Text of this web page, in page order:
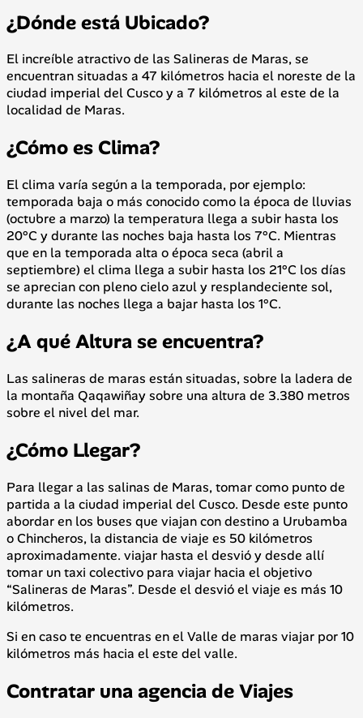
¿Dónde está Ubicado?
El increíble atractivo de las Salineras de Maras, se
encuentran situadas a 47 kilómetros hacia el noreste de la
ciudad imperial del Cusco y a 7 kilómetros al este de la
localidad de Maras.
¿Cómo es Clima?
El clima varía según a la temporada, por ejemplo:
temporada baja o más conocido como la época de lluvias
(octubre a marzo) la temperatura llega a subir hasta los
20°C y durante las noches baja hasta los 7°C. Mientras
que en la temporada alta o época seca (abril a
septiembre) el clima llega a subir hasta los 21°C los días
se aprecian con pleno cielo azul y resplandeciente sol,
durante las noches llega a bajar hasta los 1°C.
¿A qué Altura se encuentra?
Las salineras de maras están situadas, sobre la ladera de
la montaña Qaqawiñay sobre una altura de 3.380 metros
sobre el nivel del mar.
¿Cómo Llegar?
Para llegar a las salinas de Maras, tomar como punto de
partida a la ciudad imperial del Cusco. Desde este punto
abordar en los buses que viajan con destino a Urubamba
o Chincheros, la distancia de viaje es 50 kilómetros
aproximadamente. viajar hasta el desvió y desde allí
tomar un taxi colectivo para viajar hacia el objetivo
“Salineras de Maras”. Desde el desvió el viaje es más 10
kilómetros.
Si en caso te encuentras en el Valle de maras viajar por 10
kilómetros más hacia el este del valle.
Contratar una agencia de Viajes